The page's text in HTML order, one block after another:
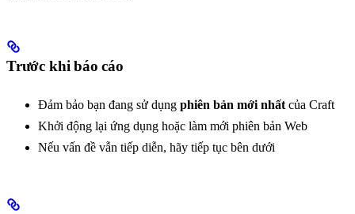
Trước khi báo cáo
Đảm bảo bạn đang sử dụng phiên bản mới nhất của Craft
Khởi động lại ứng dụng hoặc làm mới phiên bản Web
Nếu vấn đề vẫn tiếp diễn, hãy tiếp tục bên dưới